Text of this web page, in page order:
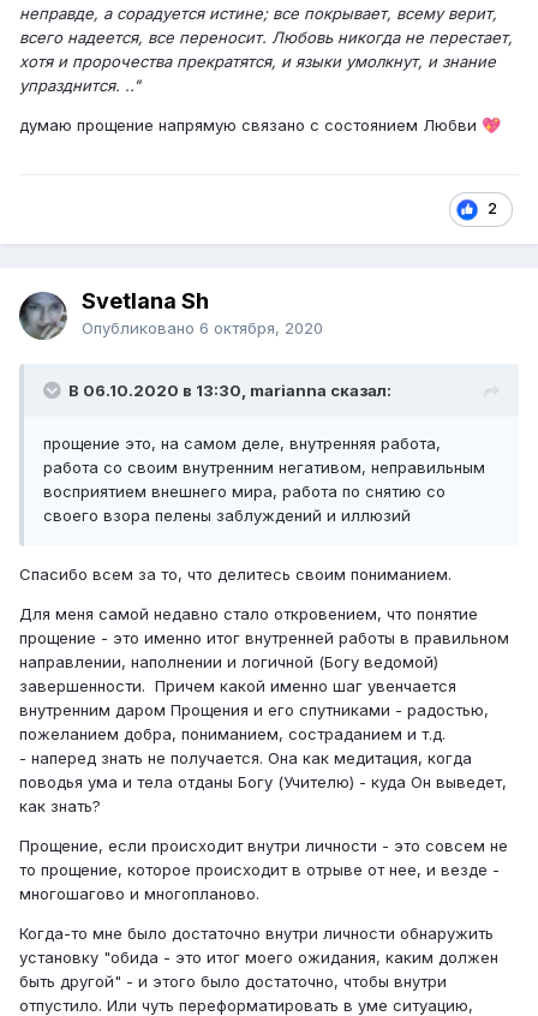
неправде, а сорадуется истине; все покрывает, всему верит,
всего надеется, все переносит. Любовь никогда не перестает,
хотя и пророчества прекратятся, и языки умолкнут, и знание
упразднится. .."
думаю прощение напрямую связано с состоянием Любви 💖
2
Svetlana Sh
Опубликовано 6 октября, 2020
В 06.10.2020 в 13:30, marianna сказал:
прощение это, на самом деле, внутренняя работа,
работа со своим внутренним негативом, неправильным
восприятием внешнего мира, работа по снятию со
своего взора пелены заблуждений и иллюзий
Спасибо всем за то, что делитесь своим пониманием.
Для меня самой недавно стало откровением, что понятие
прощение - это именно итог внутренней работы в правильном
направлении, наполнении и логичной (Богу ведомой)
завершенности. Причем какой именно шаг увенчается
внутренним даром Прощения и его спутниками - радостью,
пожеланием добра, пониманием, состраданием и т.д.
- наперед знать не получается. Она как медитация, когда
поводья ума и тела отданы Богу (Учителю) - куда Он выведет,
как знать?
Прощение, если происходит внутри личности - это совсем не
то прощение, которое происходит в отрыве от нее, и везде -
многошагово и многопланово.
Когда-то мне было достаточно внутри личности обнаружить
установку "обида - это итог моего ожидания, каким должен
быть другой" - и этого было достаточно, чтобы внутри
отпустило. Или чуть переформатировать в уме ситуацию,